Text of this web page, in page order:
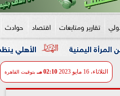
تقارير ومتابعات اقتصاد حوادث
الأهلي ينظم ممرًا
الثلاثاء، 16 مايو 2023 02:10 مـ بتوقيت القاهرة